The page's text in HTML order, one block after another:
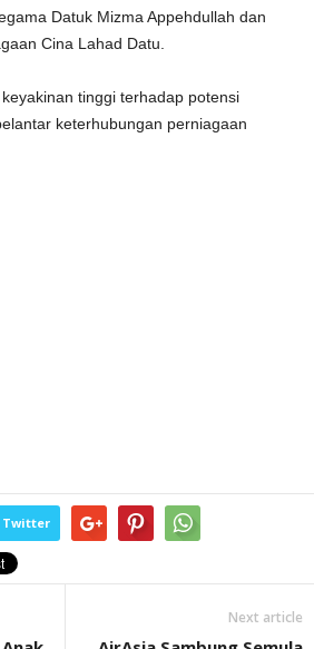
Datuk Mizma Appehdullah dan
Cina Lahad Datu.
tinggi terhadap potensi
keterhubungan perniagaan
Twitter
Next article